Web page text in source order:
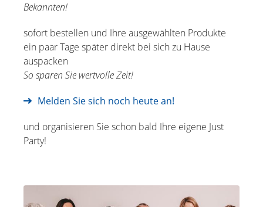
Bekannten!
sofort bestellen und Ihre ausgewählten Produkte
ein paar Tage später direkt bei sich zu Hause
auspacken
So sparen Sie wertvolle Zeit!
Melden Sie sich noch heute an!
und organisieren Sie schon bald Ihre eigene Just
Party!